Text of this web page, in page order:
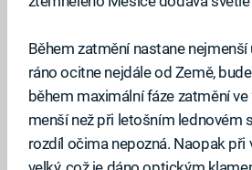
Během zatmění nastane
ráno ocitne nejdále od Země,
během maximální fáze zatmění
menší než při letošním lednovém
rozdíl očima nepozná. Naopak